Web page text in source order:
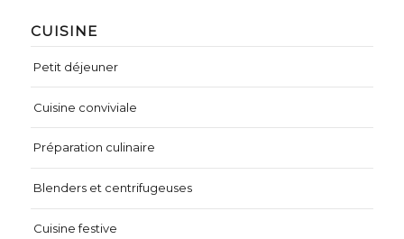
CUISINE
Petit déjeuner
Cuisine conviviale
Préparation culinaire
Blenders et centrifugeuses
Cuisine festive